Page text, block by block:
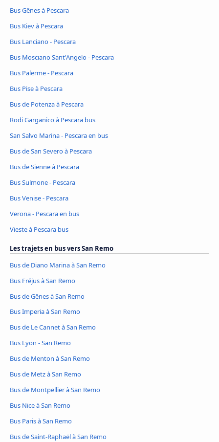
Bus Gênes à Pescara
Bus Kiev à Pescara
Bus Lanciano - Pescara
Bus Mosciano Sant'Angelo - Pescara
Bus Palerme - Pescara
Bus Pise à Pescara
Bus de Potenza à Pescara
Rodi Garganico à Pescara bus
San Salvo Marina - Pescara en bus
Bus de San Severo à Pescara
Bus de Sienne à Pescara
Bus Sulmone - Pescara
Bus Venise - Pescara
Verona - Pescara en bus
Vieste à Pescara bus
Les trajets en bus vers San Remo
Bus de Diano Marina à San Remo
Bus Fréjus à San Remo
Bus de Gênes à San Remo
Bus Imperia à San Remo
Bus de Le Cannet à San Remo
Bus Lyon - San Remo
Bus de Menton à San Remo
Bus de Metz à San Remo
Bus de Montpellier à San Remo
Bus Nice à San Remo
Bus Paris à San Remo
Bus de Saint-Raphaël à San Remo